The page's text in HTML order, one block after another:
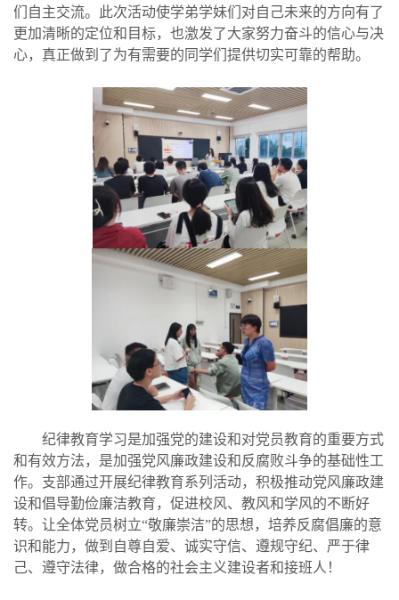
们自主交流。
此次活动使学弟学妹们对自己未来的方向有了
更加清晰的定位和目标，也激发了大家努力奋斗的信心与决
心， 真正做到 了 为有需要的同学们提供切实可靠的帮助。
纪律教育学习是加强党的建设和对党员教育的重要方式
和有效方法，是加强党风廉政建设和反腐败斗争的基础性工
作。支部通过开展纪律教育系列活动 ， 积极推动党风廉政建
设和倡导勤俭廉洁教育，促进校风、教风和学风的不断好
转。让全体党员树立“敬廉崇洁”的思想，培养反腐倡廉的意
识和能力，做到自尊自爱、诚实守信、遵规守纪、严于律
己、遵守法律，做合格的社会主义建设者和接班人 ！